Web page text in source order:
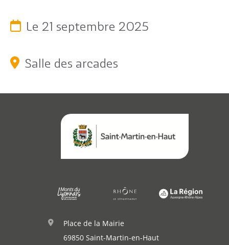
Le 21 septembre 2025
Salle des arcades
Place de la Mairie
69850 Saint-Martin-en-Haut
Annuaire
Agenda
Actualités
Annuaire